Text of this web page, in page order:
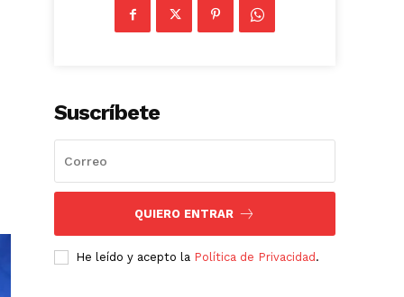
Suscríbete
QUIERO ENTRAR
He leído y acepto la Política de Privacidad .